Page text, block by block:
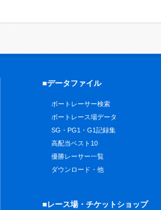
■データファイル
ボートレーサー検索
ボートレース場データ
SG・PG1・G1記録集
高配当ベスト10
優勝レーサー一覧
ダウンロード・他
■レース場・チケットショップ